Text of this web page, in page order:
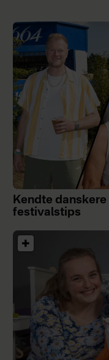
Kendte
festivalstips